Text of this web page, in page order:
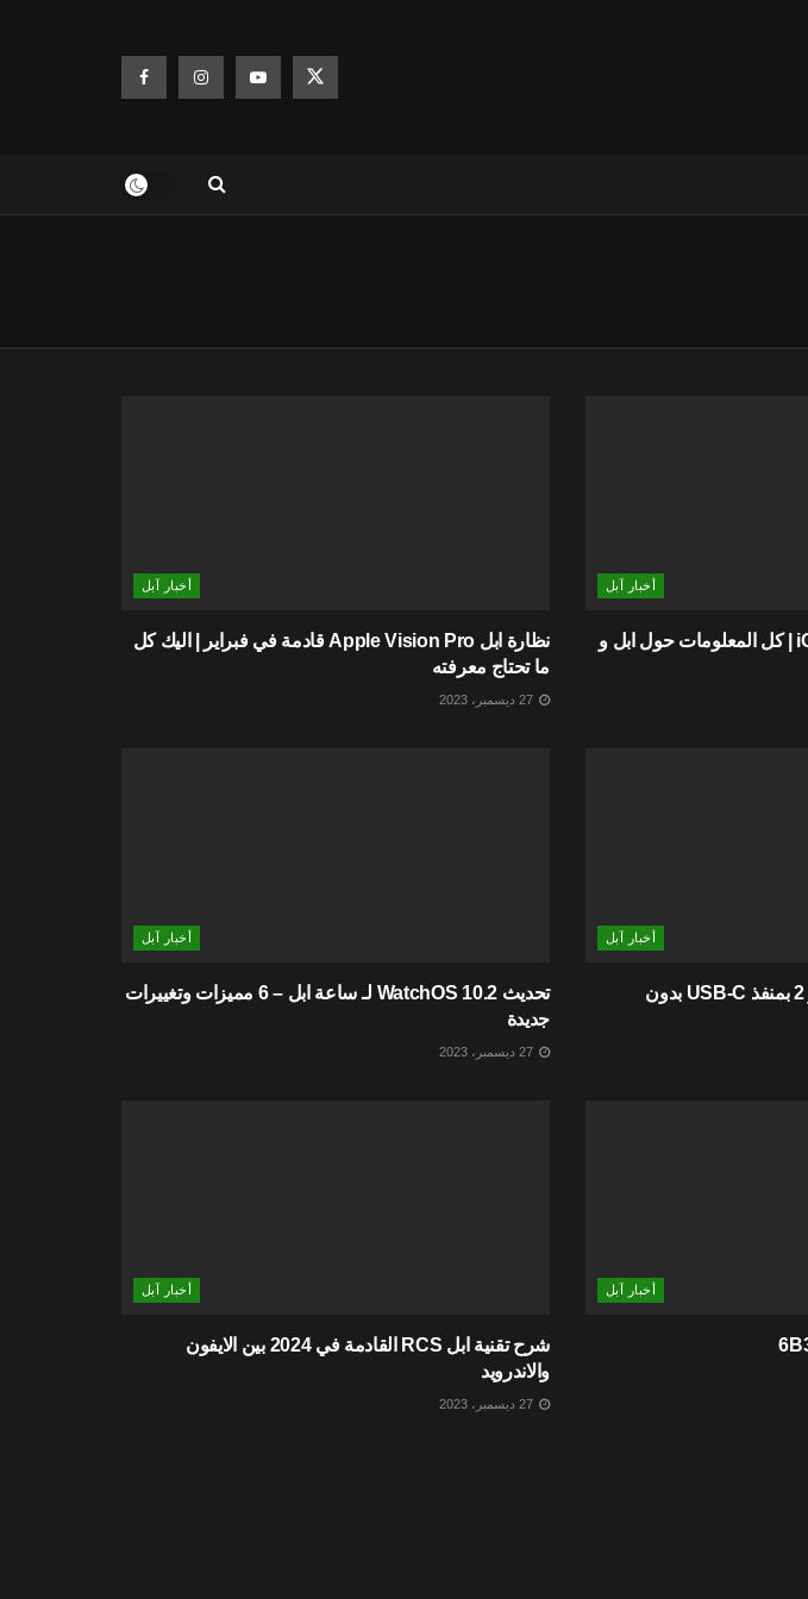
أخبار آبل
AppleGPT قادم في iOS 18 | كل المعلومات حول ابل و
أخبار آبل
نظارة ابل Apple Vision Pro قادمة في فبراير | اليك كل
ما تحتاج معرفته
أخبار آبل
ابل الان تبيع علبة ايربودز برو 2 بمنفذ USB-C بدون
أخبار آبل
تحديث WatchOS 10.2 لـ ساعة ابل – 6 مميزات وتغييرات
جديدة
أخبار آبل أخبار آبل
شرح تقنية ابل RCS القادمة في 2024 بين الايفون
والاندرويد